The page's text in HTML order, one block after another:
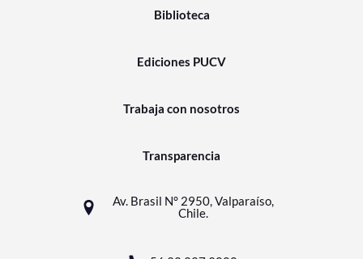
Biblioteca
Ediciones PUCV
Trabaja con nosotros
Transparencia
Av. Brasil N° 2950, Valparaíso,
Chile.